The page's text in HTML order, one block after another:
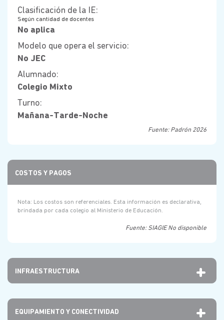
Clasificación de la IE:
Según cantidad de docentes
No aplica
Modelo que opera el servicio:
No JEC
Alumnado:
Colegio Mixto
Turno:
Mañana-Tarde-Noche
Fuente: Padrón 2026
COSTOS Y PAGOS
Nota: Los costos son referenciales. Esta información es declarativa,
brindada por cada colegio al Ministerio de Educación.
Fuente: SIAGIE No disponible
INFRAESTRUCTURA
EQUIPAMIENTO Y CONECTIVIDAD